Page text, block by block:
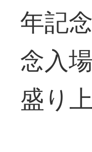
年記
念入
盛り